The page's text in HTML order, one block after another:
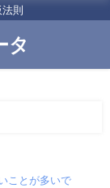
則
タ
ことが多いで